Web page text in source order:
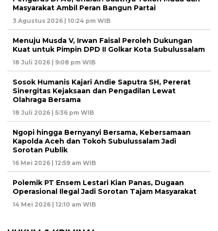
Masyarakat Ambil Peran Bangun Partai
3 Agustus 2026 | 10:24 pm WIB
Menuju Musda V, Irwan Faisal Peroleh Dukungan
Kuat untuk Pimpin DPD II Golkar Kota Subulussalam
18 Juli 2026 | 9:08 pm WIB
Sosok Humanis Kajari Andie Saputra SH, Pererat
Sinergitas Kejaksaan dan Pengadilan Lewat
Olahraga Bersama
18 Juli 2026 | 5:36 pm WIB
Ngopi hingga Bernyanyi Bersama, Kebersamaan
Kapolda Aceh dan Tokoh Subulussalam Jadi
Sorotan Publik
16 Mei 2026 | 12:59 am WIB
Polemik PT Ensem Lestari Kian Panas, Dugaan
Operasional Ilegal Jadi Sorotan Tajam Masyarakat
14 Mei 2026 | 12:10 am WIB